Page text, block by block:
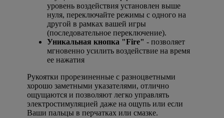
уровень воздействия установлен выше
нуля, переключайте режимы с одного на
другой в рамках вашей игры
(последовательное переключение).
Уникальная кнопка "Fire" - позволяет
мгновенно усилить воздействие на время
ее нажатия
Рукоятки прорезиненные с разноцветными
хорошо заметными указателями, отлично
ощущаются и позволяют легко управлять
электростимуляцией даже на ощупь или если
Ваши пальцы в перчатках или смазке.